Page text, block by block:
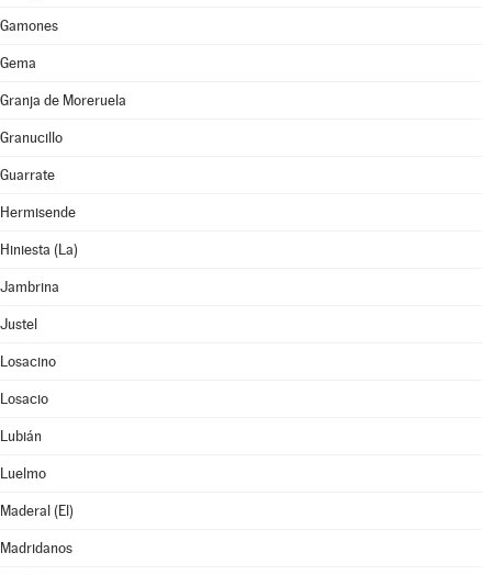
Gamones
Gema
Granja de Moreruela
Granucillo
Guarrate
Hermisende
Hiniesta (La)
Jambrina
Justel
Losacino
Losacio
Lubián
Luelmo
Maderal (El)
Madridanos